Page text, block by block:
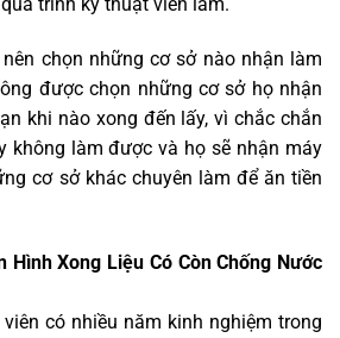
chọn những cơ sở nào nhận làm
được chọn những cơ sở họ nhận
khi nào xong đến lấy, vì chắc chắn
không làm được và họ sẽ nhận máy
cơ sở khác chuyên làm để ăn tiền
Hình Xong Liệu Có Còn Chống Nước
có nhiều năm kinh nghiệm trong